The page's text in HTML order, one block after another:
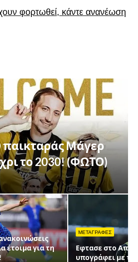
φορτωθεί, κάντε ανανέωση
Μάγερ
το 2030! (ΦΩΤΟ)
έτοιμα για τη
ΜΕΤΑΓΡΑΦΕΣ
Εφτασε στο
υπογράφει με